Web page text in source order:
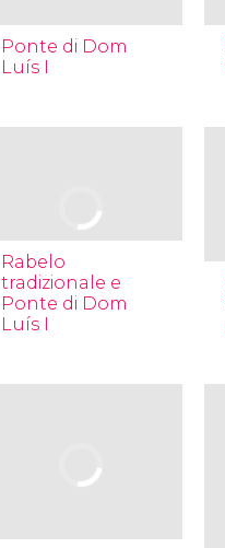
Ponte di Dom
Luís I
Rabelo
tradizionale e
Ponte di Dom
Luís I